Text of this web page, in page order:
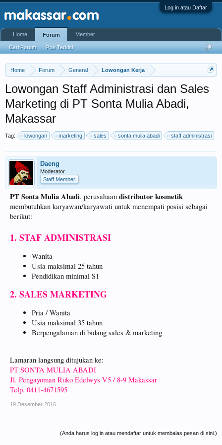
Log in atau Daftar
Home Forum General Lowongan Kerja
Lowongan Staff Administrasi dan Sales
Marketing di PT Sonta Mulia Abadi,
Makassar
Tag: lowongan marketing sales sonta mulia abadi staff administrasi
Daeng
Moderator
Staff Member
PT Sonta Mulia Abadi, perusahaan distributor kosmetik
membutuhkan karyawan/karyawati untuk menempati posisi sebagai
berikut:
1. STAF ADMINISTRASI
Wanita
Usia maksimal 25 tahun
Pendidikan minimal S1
2. SALES MARKETING
Pria / Wanita
Usia maksimal 35 tahun
Berpengalaman di bidang sales & marketing
Lamaran langsung ditujukan ke:
PT SONTA MULIA ABADI
Jl. Pengayoman Ruko Edelwys V5 / 8-9 Makassar
Telp. 0411-4671595
19 Desember 2016
(Anda harus log in atau mendaftar untuk membalas pesan di sini.)
Home Forum
Cari Forum Pos Terkini
Member